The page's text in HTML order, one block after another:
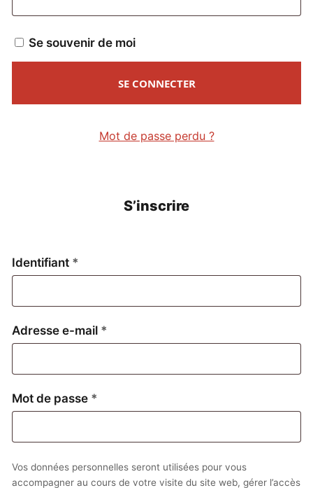
Se souvenir de moi
SE CONNECTER
Mot de passe perdu ?
S’inscrire
Identifiant *
Adresse e-mail *
Mot de passe *
Vos données personnelles seront utilisées pour vous
accompagner au cours de votre visite du site web, gérer l’accès